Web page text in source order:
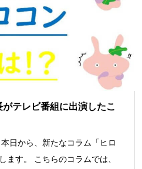
テレビ番組に出演したこ
日から、新たなコラム「ヒロ
ます。 こちらのコラムでは、